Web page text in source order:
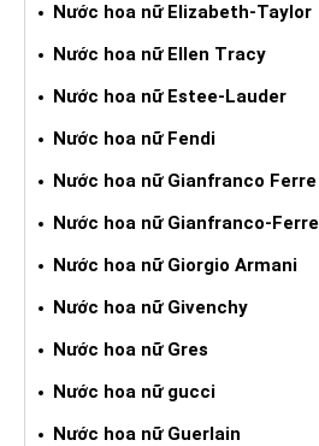
Nước hoa nữ Elizabeth-Taylor
Nước hoa nữ Ellen Tracy
Nước hoa nữ Estee-Lauder
Nước hoa nữ Fendi
Nước hoa nữ Gianfranco Ferre
Nước hoa nữ Gianfranco-Ferre
Nước hoa nữ Giorgio Armani
Nước hoa nữ Givenchy
Nước hoa nữ Gres
Nước hoa nữ gucci
Nước hoa nữ Guerlain